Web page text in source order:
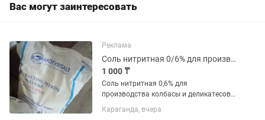
Вас могут заинтересовать
Реклама
Соль нитритная 0/6% для производства колбас и деликатесов
1 000 ₸
Соль нитритная 0,6% для
производства колбасы и деликатесов.
Всегда в наличии от 1 кг. Есть опт и
доставка.
Караганда, вчера